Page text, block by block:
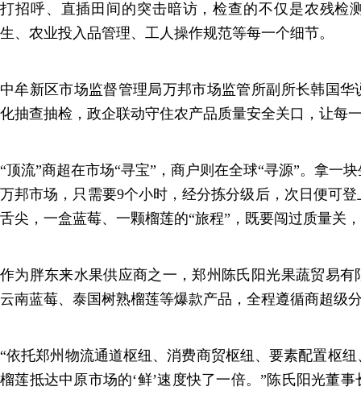
打招呼、直插田间的突击暗访，检查的不仅是农残检
生、农业投入品管理、工人操作规范等每一个细节。
中牟新区市场监督管理局万邦市场监管所副所长韩国
化抽查抽检，政企联动守住农产品质量安全关口，让每
“顶流”商超在市场“寻宝”，商户则在全球“寻源”。拿一
万邦市场，只需要9个小时，经分拣分级后，次日便可
舌尖，一盒蓝莓、一颗榴莲的“旅程”，既要闯过质量关
作为胖东来水果供应商之一，郑州陈氏阳光果蔬贸易
云南蓝莓、泰国树熟榴莲等爆款产品，全程遵循商超级
“依托郑州物流通道枢纽、消费商贸枢纽、要素配置枢
榴莲抵达中原市场的‘鲜’速度快了一倍。”陈氏阳光董